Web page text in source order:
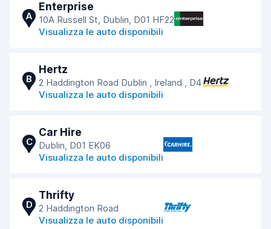
A
Enterprise
10A Russell St, Dublin, D01 HF22
Visualizza le auto disponibili
B
Hertz
2 Haddington Road Dublin , Ireland , D4
Visualizza le auto disponibili
C
Car Hire
Dublin, D01 EK06
Visualizza le auto disponibili
D
Thrifty
2 Haddington Road
Visualizza le auto disponibili